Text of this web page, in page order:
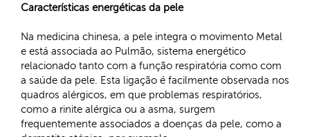
Características energéticas da pele
Na medicina chinesa, a pele integra o movimento Metal
e está associada ao Pulmão, sistema energético
relacionado tanto com a função respiratória como com
a saúde da pele. Esta ligação é facilmente observada nos
quadros alérgicos, em que problemas respiratórios,
como a rinite alérgica ou a asma, surgem
frequentemente associados a doenças da pele, como a